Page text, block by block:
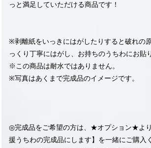
っと満足していただける商品です！
※剥離紙をいっきにはがしたりすると破れの
っくり丁寧にはがし、お持ちのうちわにお貼
※この商品は耐水ではありません。
※写真はあくまで完成品のイメージです。
◎完成品をご希望の方は、★オプション★よ
援うちわの完成品にします】を一緒にご購入